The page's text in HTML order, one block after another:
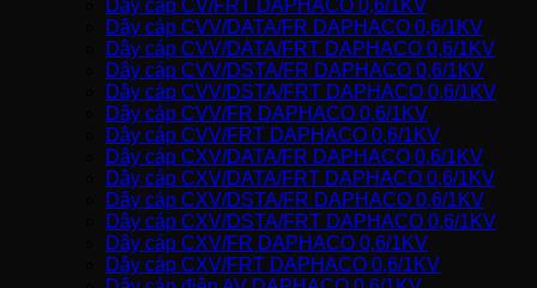
Dây cáp CV/FRT DAPHACO 0,6/1KV
Dây cáp CVV/DATA/FR DAPHACO 0,6/1KV
Dây cáp CVV/DATA/FRT DAPHACO 0,6/1KV
Dây cáp CVV/DSTA/FR DAPHACO 0,6/1KV
Dây cáp CVV/DSTA/FRT DAPHACO 0,6/1KV
Dây cáp CVV/FR DAPHACO 0,6/1KV
Dây cáp CVV/FRT DAPHACO 0,6/1KV
Dây cáp CXV/DATA/FR DAPHACO 0,6/1KV
Dây cáp CXV/DATA/FRT DAPHACO 0,6/1KV
Dây cáp CXV/DSTA/FR DAPHACO 0,6/1KV
Dây cáp CXV/DSTA/FRT DAPHACO 0,6/1KV
Dây cáp CXV/FR DAPHACO 0,6/1KV
Dây cáp CXV/FRT DAPHACO 0,6/1KV